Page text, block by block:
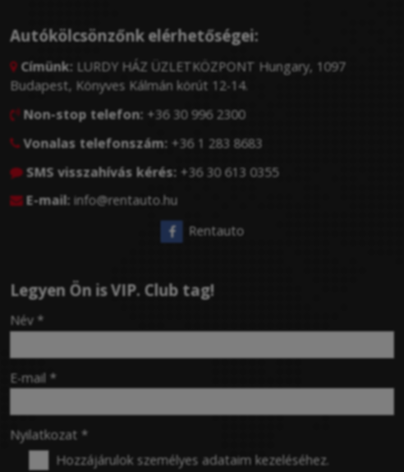
Autókölcsönzőnk elérhetőségei:
 Címünk: LURDY HÁZ ÜZLETKÖZPONT Hungary, 1097
Budapest, Könyves Kálmán körút 12-14.
 Non-stop telefon: +36 30 996 2300
 Vonalas telefonszám: +36 1 283 8683
 SMS visszahívás kérés: +36 30 613 0355
 E-mail: info@rentauto.hu
Rentauto
Legyen Ön is VIP. Club tag!
-
-
-
Név *
E-mail *
Nyilatkozat *
Hozzájárulok személyes adataim kezeléséhez.